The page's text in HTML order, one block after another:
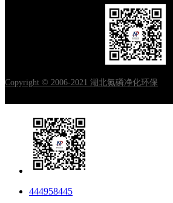
Copyright © 2006-2021 湖北氮磷净化环保
444958445